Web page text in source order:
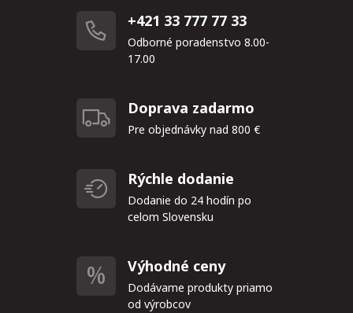
+421 33 777 77 33
Odborné poradenstvo 8.00-
17.00
Doprava zadarmo
Pre objednávky nad 800 €
Rýchle dodanie
Dodanie do 24 hodín po
celom Slovensku
Výhodné ceny
Dodávame produkty priamo
od výrobcov